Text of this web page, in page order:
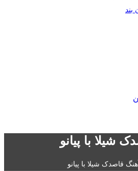
بند
شیلا با پیانو
قاصدک شیلا با پیانو